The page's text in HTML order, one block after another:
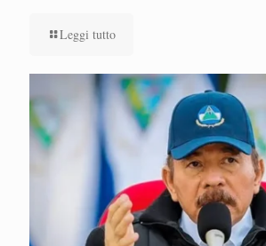
Leggi tutto